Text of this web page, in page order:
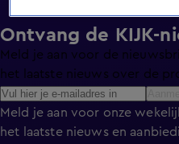
Ontvang de KIJK-
Meld je aan voor de
het laatste nieuws over de
Meld je aan voor onze
het laatste nieuws en